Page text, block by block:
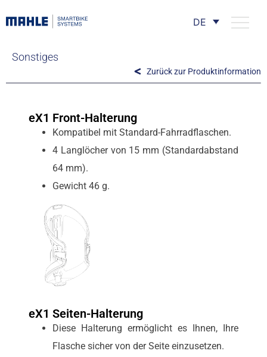
DE
Sonstiges
Zurück zur Produktinformation
eX1 Front-Halterung
Kompatibel mit Standard-Fahrradflaschen.
4 Langlöcher von 15 mm (Standardabstand
64 mm).
Gewicht 46 g.
eX1 Seiten-Halterung
Diese Halterung ermöglicht es Ihnen, Ihre
Flasche sicher von der Seite einzusetzen.